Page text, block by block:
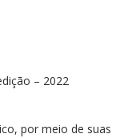
– 2022
por meio de suas